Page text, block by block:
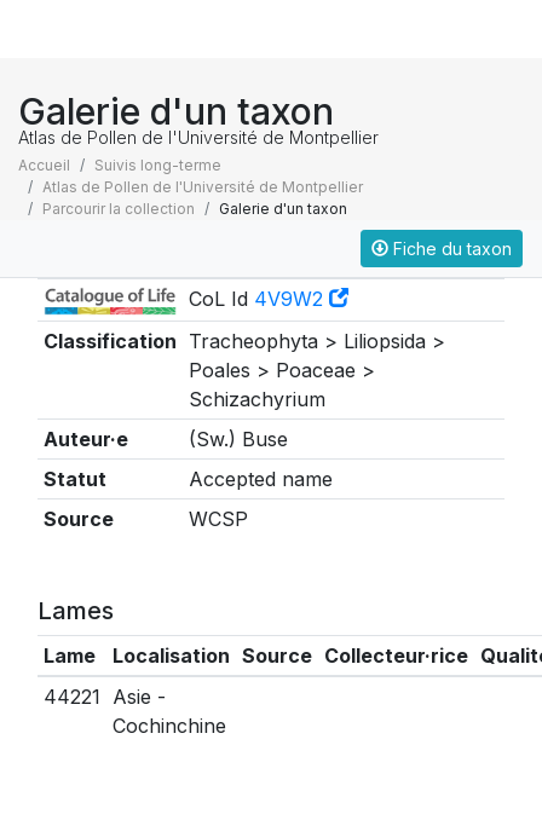
Galerie d'un taxon
Atlas de Pollen de l'Université de Montpellier
Accueil
Suivis long-terme
Atlas de Pollen de l'Université de Montpellier
Parcourir la collection
Galerie d'un taxon
Fiche du taxon
CoL Id 4V9W2
Classification Tracheophyta > Liliopsida >
Poales > Poaceae >
Schizachyrium
Auteur·e
(Sw.) Buse
Statut
Accepted name
Source
WCSP
Lames
Lame Localisation Source Collecteur·rice
44221 Asie -
Cochinchine